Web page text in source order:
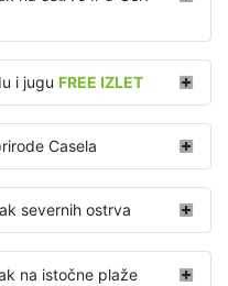
i jugu FREE IZLET
Casela
severnih ostrva
na istočne plaže